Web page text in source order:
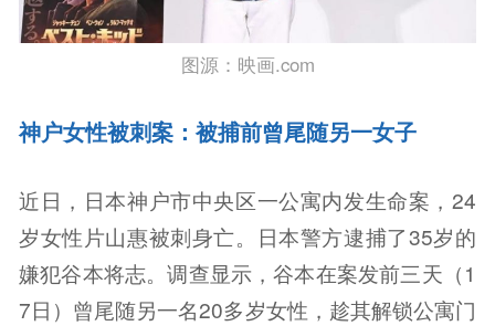
图源：映画.com
神户女性被刺案：被捕前曾尾随另一女子
近日，日本神户市中央区一公寓内发生命案，24
岁女性片山惠被刺身亡。日本警方逮捕了35岁的
嫌犯谷本将志。调查显示，谷本在案发前三天（1
7日）曾尾随另一名20多岁女性，趁其解锁公寓门